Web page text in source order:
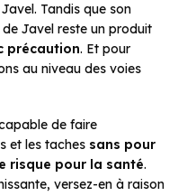
Tandis que son
de Javel reste un produit
précaution. Et pour
au niveau des voies
de faire
et les taches sans pour
risque pour la santé.
versez-en à raison